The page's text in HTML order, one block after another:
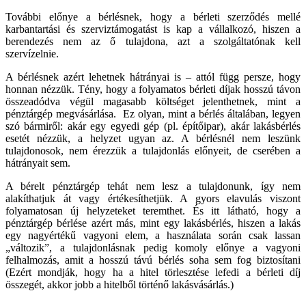
További előnye a bérlésnek, hogy a bérleti szerződés mellé
karbantartási és szerviztámogatást is kap a vállalkozó, hiszen a
berendezés nem az ő tulajdona, azt a szolgáltatónak kell
szervízelnie.
A bérlésnek azért lehetnek hátrányai is – attól függ persze, hogy
honnan nézzük. Tény, hogy a folyamatos bérleti díjak hosszú távon
összeadódva végül magasabb költséget jelenthetnek, mint a
pénztárgép megvásárlása. Ez olyan, mint a bérlés általában, legyen
szó bármiről: akár egy egyedi gép (pl. építőipar), akár lakásbérlés
esetét nézzük, a helyzet ugyan az. A bérlésnél nem leszünk
tulajdonosok, nem érezzük a tulajdonlás előnyeit, de cserében a
hátrányait sem.
A bérelt pénztárgép tehát nem lesz a tulajdonunk, így nem
alakíthatjuk át vagy értékesíthetjük. A gyors elavulás viszont
folyamatosan új helyzeteket teremthet. És itt látható, hogy a
pénztárgép bérlése azért más, mint egy lakásbérlés, hiszen a lakás
egy nagyértékű vagyoni elem, a használata során csak lassan
„változik”, a tulajdonlásnak pedig komoly előnye a vagyoni
felhalmozás, amit a hosszú távú bérlés soha sem fog biztosítani
(Ezért mondják, hogy ha a hitel törlesztése lefedi a bérleti díj
összegét, akkor jobb a hitelből történő lakásvásárlás.)